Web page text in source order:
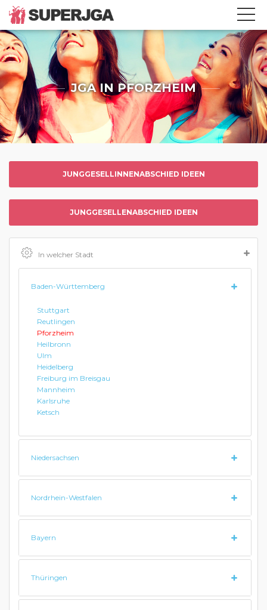
JGA IN PFORZHEIM
JUNGGESELLINNENABSCHIED IDEEN
JUNGGESELLENABSCHIED IDEEN
In welcher Stadt
Baden-Württemberg
Stuttgart
Reutlingen
Pforzheim
Heilbronn
Ulm
Heidelberg
Freiburg im Breisgau
Mannheim
Karlsruhe
Ketsch
Niedersachsen
Nordrhein-Westfalen
Bayern
Thüringen